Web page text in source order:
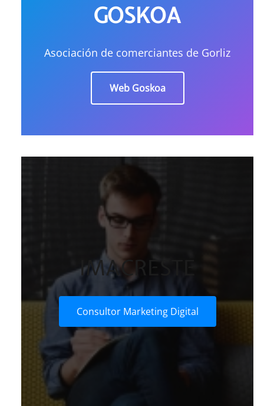
GOSKOA
Asociación de comerciantes de Gorliz
Web Goskoa
IMACRESTE
Consultor Marketing Digital